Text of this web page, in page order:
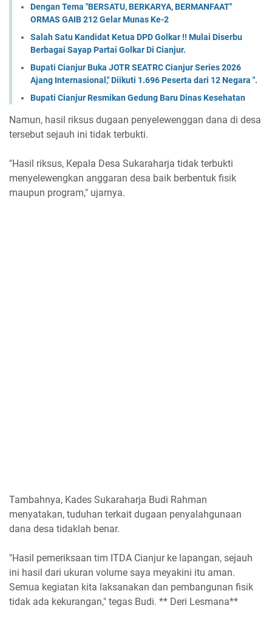
Dengan Tema "BERSATU, BERKARYA, BERMANFAAT"
ORMAS GAIB 212 Gelar Munas Ke-2
Salah Satu Kandidat Ketua DPD Golkar !! Mulai Diserbu
Berbagai Sayap Partai Golkar Di Cianjur.
Bupati Cianjur Buka JOTR SEATRC Cianjur Series 2026
Ajang Internasional," Diikuti 1.696 Peserta dari 12 Negara ".
Bupati Cianjur Resmikan Gedung Baru Dinas Kesehatan
Namun, hasil riksus dugaan penyelewenggan dana di desa
tersebut sejauh ini tidak terbukti.
"Hasil riksus, Kepala Desa Sukaraharja tidak terbukti
menyelewengkan anggaran desa baik berbentuk fisik
maupun program," ujarnya.
Tambahnya, Kades Sukaraharja Budi Rahman
menyatakan, tuduhan terkait dugaan penyalahgunaan
dana desa tidaklah benar.
"Hasil pemeriksaan tim ITDA Cianjur ke lapangan, sejauh
ini hasil dari ukuran volume saya meyakini itu aman.
Semua kegiatan kita laksanakan dan pembangunan fisik
tidak ada kekurangan," tegas Budi. ** Deri Lesmana**